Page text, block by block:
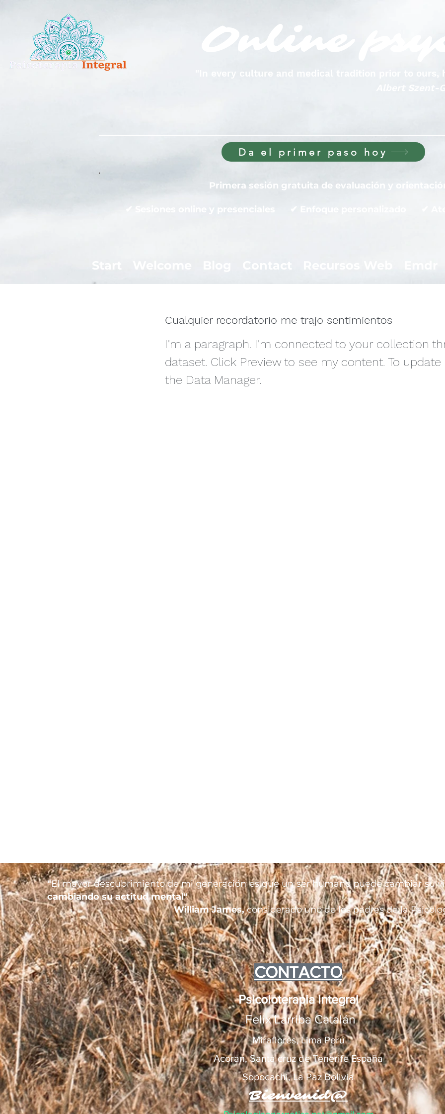
Online
"In every culture and medical tradition prior to
Albert Szent-
Da el primer paso hoy
Primera sesión gratuita de evaluación y
✔ Sesiones online y presenciales ✔ Enfoque personalizado ✔
Start
Cualquier recordatorio me trajo sentimientos
I'm a paragraph. I'm connected to your collection
dataset. Click Preview to see my content. To
the Data Manager.
"El mayor descubrimiento de mi generación es que un ser humano puede cambiar su
cambiando su actitud mental"
William James,considerado uno de los padres de la
CONTACTO
Psicoloterapia Integral
##Felix Larriba Catalán
Miraflores, Lima Perú
Acoran, Santa cruz de Tenerife España
Sopocachi, La Paz Bolivia
Bienvenid@